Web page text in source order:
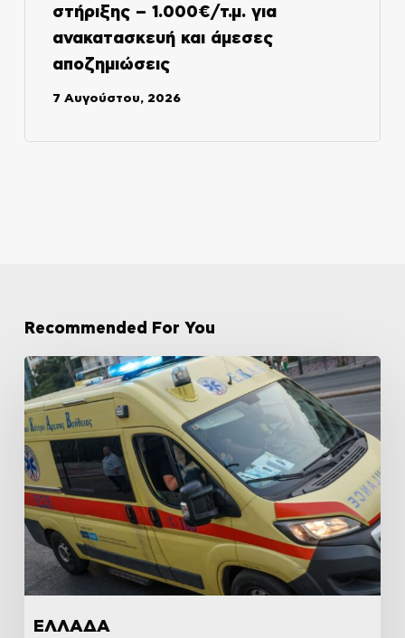
στήριξης – 1.000€/τ.μ. για
ανακατασκευή και άμεσες
αποζημιώσεις
7 Αυγούστου, 2026
Recommended For You
ΕΛΛΑΔΑ